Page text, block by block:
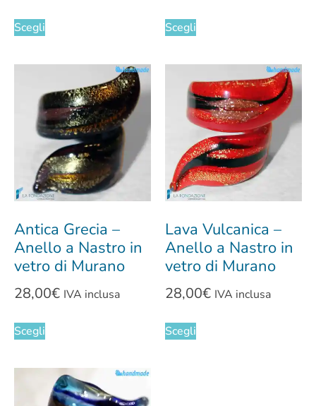
Scegli Scegli
Antica Grecia –
Anello a Nastro in
vetro di Murano
28,00€ IVA inclusa
Scegli
Lava Vulcanica –
Anello a Nastro in
vetro di Murano
28,00€ IVA inclusa
Scegli